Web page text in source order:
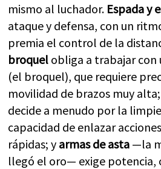
mismo al luchador. Espada y
ataque y defensa, con un
premia el control de la
broquel obliga a trabajar con
(el broquel), que requiere
movilidad de brazos muy alta;
decide a menudo por la
capacidad de enlazar
rápidas; y armas de asta —la
llegó el oro— exige potencia,